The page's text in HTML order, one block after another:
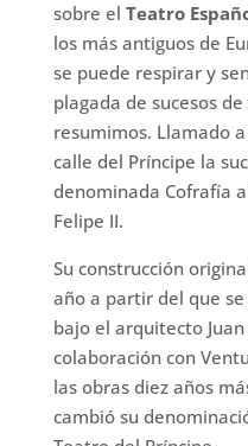
sobre el Teatro
los más antiguos de
se puede respirar y
plagada de sucesos
resumimos. Llamado
calle del Príncipe la
denominada Cofrafía
Felipe II.
Su construcción
año a partir del que
bajo el arquitecto
colaboración con
las obras diez años
cambió su